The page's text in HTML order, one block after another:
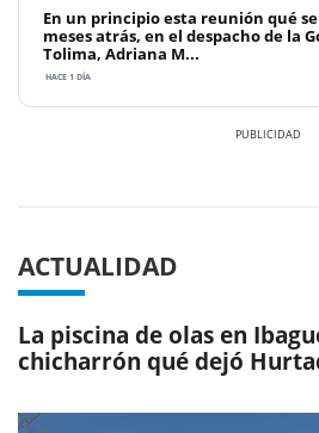
En un principio esta reunión qué
meses atrás, en el despacho de la
Tolima, Adriana M...
HACE 1 DÍA
ACTUALIDAD
La piscina de olas en
chicharrón qué dejó